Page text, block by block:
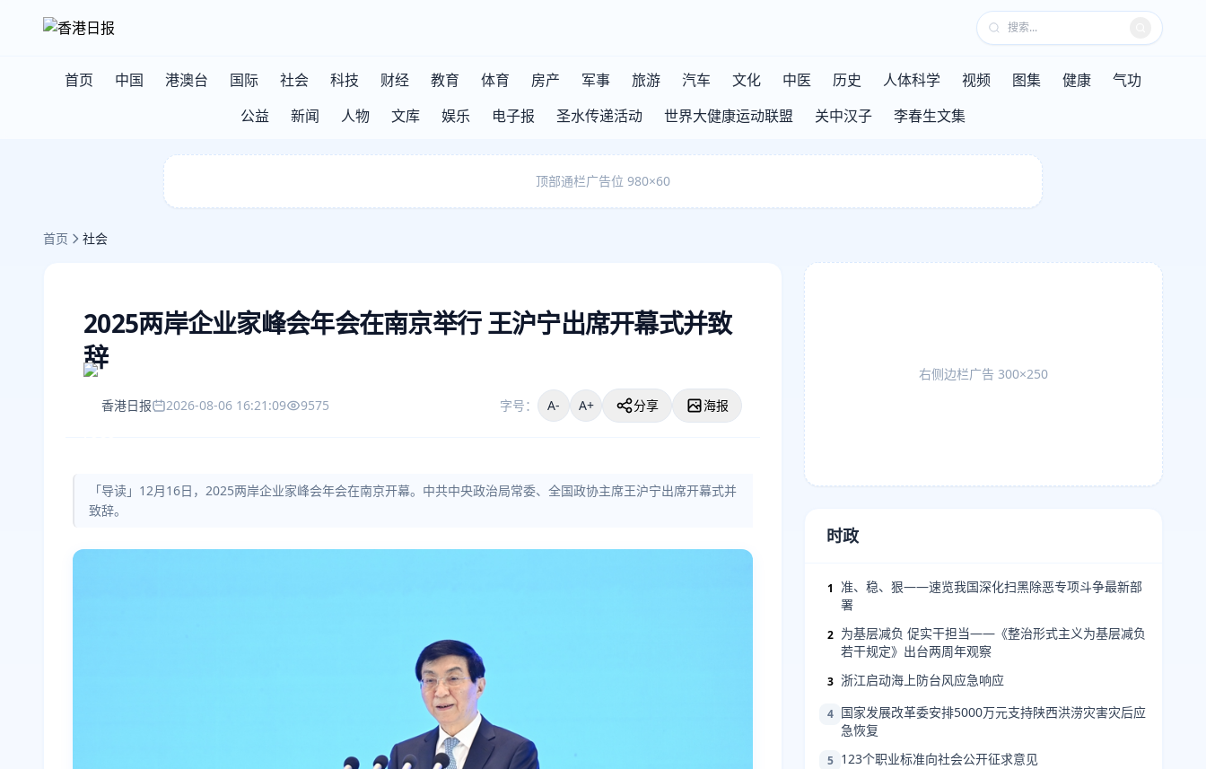
首页 中国 港澳台 国际 社会 科技 财经 教育 体育 房产 军事 旅游 汽车 文化 中医 历史 人体科学 视频 图集 健康
气功
公益
新闻 人物 文库 娱乐 电子报 圣水传递活动 世界大健康运动联盟 关中汉子 李春生文集
顶部通栏广告位 980×60
首页 社会
2025两岸企业家峰会年会在南京举行 王沪宁出席开幕式并致
辞
香港日报 2026-08-06 16:21:09 9575 字号： A- A+ 分享 海报
「导读」12月16日，2025两岸企业家峰会年会在南京开幕。中共中央政治局常委、全国政协主席王沪宁出席开幕式并
致辞。
右侧边栏广告 300×250
时政
1 准、稳、狠——速览我国深化扫黑除恶专项斗争最新部
署
2 为基层减负 促实干担当——《整治形式主义为基层减负
若干规定》出台两周年观察
3 浙江启动海上防台风应急响应
4 国家发展改革委安排5000万元支持陕西洪涝灾害灾后应
急恢复
5 123个职业标准向社会公开征求意见